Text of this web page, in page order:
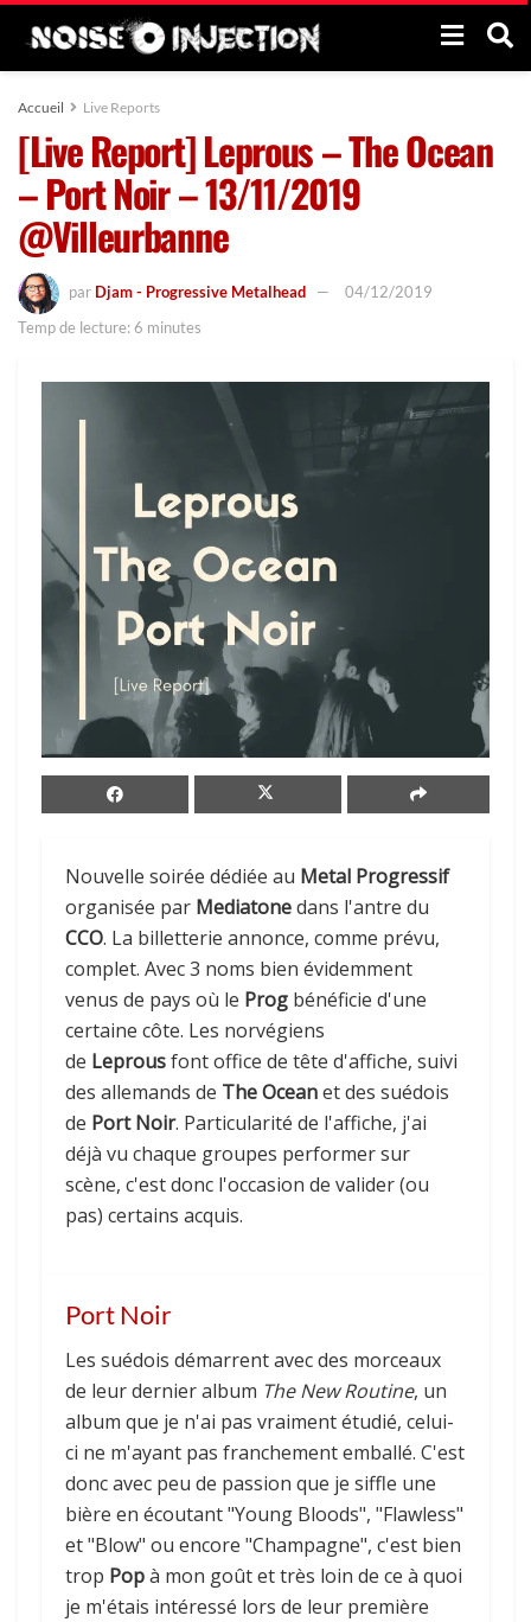
Accueil Live Reports
[Live Report] Leprous – The Ocean
– Port Noir – 13/11/2019
@Villeurbanne
par Djam - Progressive Metalhead
04/12/2019
Temp de lecture: 6 minutes
Nouvelle soirée dédiée au Metal Progressif
organisée par Mediatonedans l'antre du
CCO. La billetterie annonce, comme prévu,
complet. Avec 3 noms bien évidemment
venus de pays où le Prog bénéficie d'une
certaine côte. Les norvégiens
de Leprousfont office de tête d'affiche, suivi
des allemands de The Oceanet des suédois
de Port Noir. Particularité de l'affiche, j'ai
déjà vu chaque groupes performer sur
scène, c'est donc l'occasion de valider (ou
pas) certains acquis.
Port Noir
Les suédois démarrent avec des morceaux
de leur dernier album The New Routine, un
album que je n'ai pas vraiment étudié, celui-
ci ne m'ayant pas franchement emballé. C'est
donc avec peu de passion que je siffle une
bière en écoutant "Young Bloods", "Flawless"
et "Blow" ou encore "Champagne", c'est bien
trop Popà mon goût et très loin de ce à quoi
je m'étais intéressé lors de leur première